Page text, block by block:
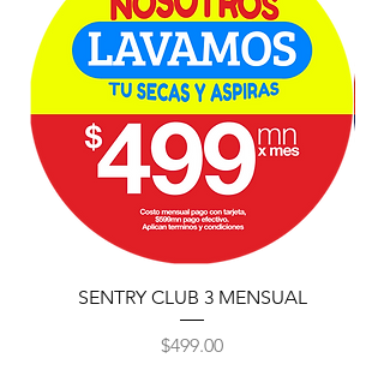
SENTRY CLUB 3 MENSUAL
Precio
$499.00